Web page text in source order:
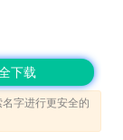
下载
字进行更安全的